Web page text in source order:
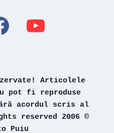
Articolele
pot fi reproduse
acordul scris al
reserved 2006 ©
Puiu